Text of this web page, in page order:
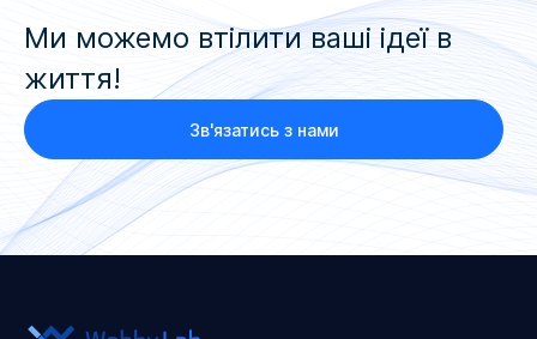
Ми можемо втілити ваші ідеї в
життя!
Зв'язатись з нами